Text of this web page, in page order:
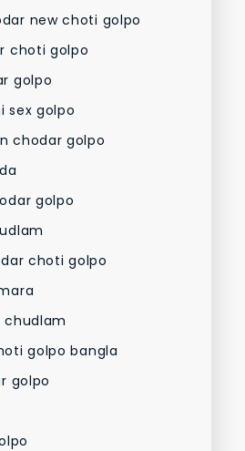
new choti golpo
choti golpo
golpo
sex golpo
chodar golpo
golpo
choti golpo
chudlam
golpo bangla
golpo